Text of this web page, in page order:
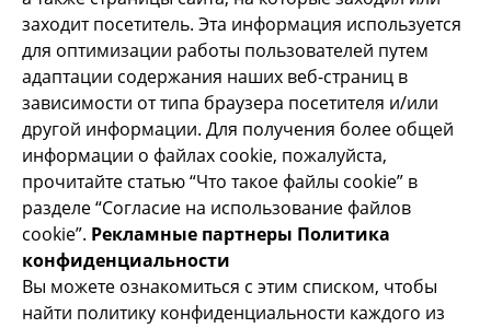
заходит посетитель. Эта информация используется
для оптимизации работы пользователей путем
адаптации содержания наших веб-страниц в
зависимости от типа браузера посетителя и/или
другой информации. Для получения более общей
информации о файлах cookie, пожалуйста,
прочитайте статью “Что такое файлы cookie” в
разделе “Согласие на использование файлов
cookie”. Рекламные партнеры Политика
конфиденциальности
Вы можете ознакомиться с этим списком, чтобы
найти политику конфиденциальности каждого из